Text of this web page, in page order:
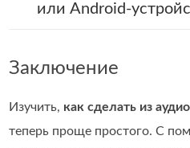
или Android-
Заключение
Изучить, как сделать из
теперь проще простого. С